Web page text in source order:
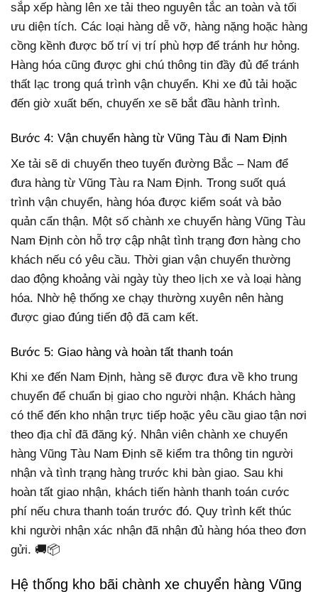
sắp xếp hàng lên xe tải theo nguyên tắc an toàn và tối
ưu diện tích. Các loại hàng dễ vỡ, hàng nặng hoặc hàng
cồng kềnh được bố trí vị trí phù hợp để tránh hư hỏng.
Hàng hóa cũng được ghi chú thông tin đầy đủ để tránh
thất lạc trong quá trình vận chuyển. Khi xe đủ tải hoặc
đến giờ xuất bến, chuyến xe sẽ bắt đầu hành trình.
Bước 4: Vận chuyển hàng từ Vũng Tàu đi Nam Định
Xe tải sẽ di chuyển theo tuyến đường Bắc – Nam để
đưa hàng từ Vũng Tàu ra Nam Định. Trong suốt quá
trình vận chuyển, hàng hóa được kiểm soát và bảo
quản cẩn thận. Một số chành xe chuyển hàng Vũng Tàu
Nam Định còn hỗ trợ cập nhật tình trạng đơn hàng cho
khách nếu có yêu cầu. Thời gian vận chuyển thường
dao động khoảng vài ngày tùy theo lịch xe và loại hàng
hóa. Nhờ hệ thống xe chạy thường xuyên nên hàng
được giao đúng tiến độ đã cam kết.
Bước 5: Giao hàng và hoàn tất thanh toán
Khi xe đến Nam Định, hàng sẽ được đưa về kho trung
chuyển để chuẩn bị giao cho người nhận. Khách hàng
có thể đến kho nhận trực tiếp hoặc yêu cầu giao tận nơi
theo địa chỉ đã đăng ký. Nhân viên chành xe chuyển
hàng Vũng Tàu Nam Định sẽ kiểm tra thông tin người
nhận và tình trạng hàng trước khi bàn giao. Sau khi
hoàn tất giao nhận, khách tiến hành thanh toán cước
phí nếu chưa thanh toán trước đó. Quy trình kết thúc
khi người nhận xác nhận đã nhận đủ hàng hóa theo đơn
gửi. 🚚📦
Hệ thống kho bãi chành xe chuyển hàng Vũng